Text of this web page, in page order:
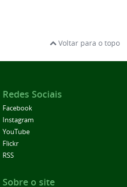
Voltar para o topo
Redes Sociais
Facebook
Instagram
YouTube
Flickr
RSS
Sobre o site